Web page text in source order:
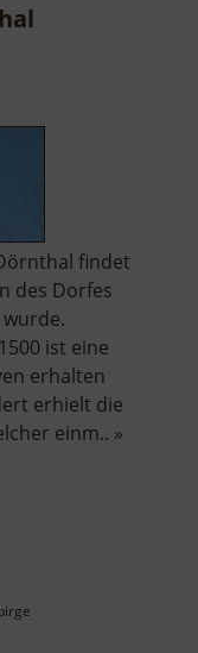
findet
des Dorfes
ist eine
erhalten
erhielt die
einm.. »